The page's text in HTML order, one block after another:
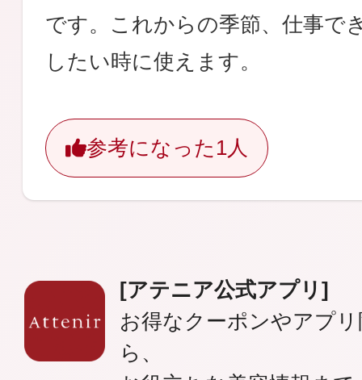
ギフト
ご利用ガイド
です。これからの季節、仕事で
したい時に使えます。
参考になった 1人
[アテニア公式アプリ]
お得なクーポンやアプ
ら、